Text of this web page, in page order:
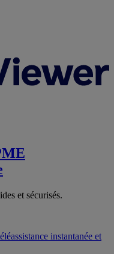
et sécurisés.
instantanée et